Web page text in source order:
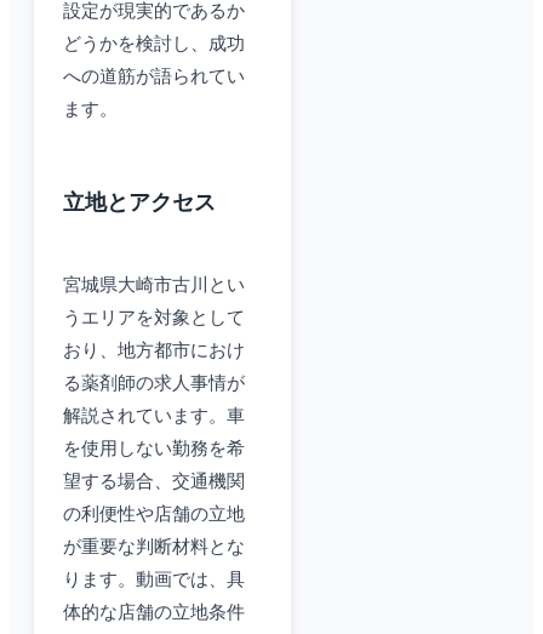
設定が現実的であるか
どうかを検討し、成功
への道筋が語られてい
ます。
立地とアクセス
宮城県大崎市古川とい
うエリアを対象として
おり、地方都市におけ
る薬剤師の求人事情が
解説されています。車
を使用しない勤務を希
望する場合、交通機関
の利便性や店舗の立地
が重要な判断材料とな
ります。動画では、具
体的な店舗の立地条件